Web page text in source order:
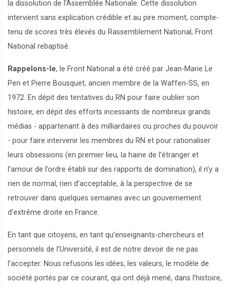
la dissolution de l’Assemblée Nationale. Cette dissolution
intervient sans explication crédible et au pire moment, compte-
tenu de scores très élevés du Rassemblement National, Front
National rebaptisé.
Rappelons-le, le Front National a été créé par Jean-Marie Le
Pen et Pierre Bousquet, ancien membre de la Waffen-SS, en
1972. En dépit des tentatives du RN pour faire oublier son
histoire, en dépit des efforts incessants de nombreux grands
médias - appartenant à des milliardaires ou proches du pouvoir
- pour faire intervenir les membres du RN et pour rationaliser
leurs obsessions (en premier lieu, la haine de l’étranger et
l’amour de l’ordre établi sur des rapports de domination), il n’y a
rien de normal, rien d’acceptable, à la perspective de se
retrouver dans quelques semaines avec un gouvernement
d’extrême droite en France.
En tant que citoyens, en tant qu’enseignants-chercheurs et
personnels de l’Université, il est de notre devoir de ne pas
l’accepter. Nous refusons les idées, les valeurs, le modèle de
société portés par ce courant, qui ont déjà mené, dans l’histoire,